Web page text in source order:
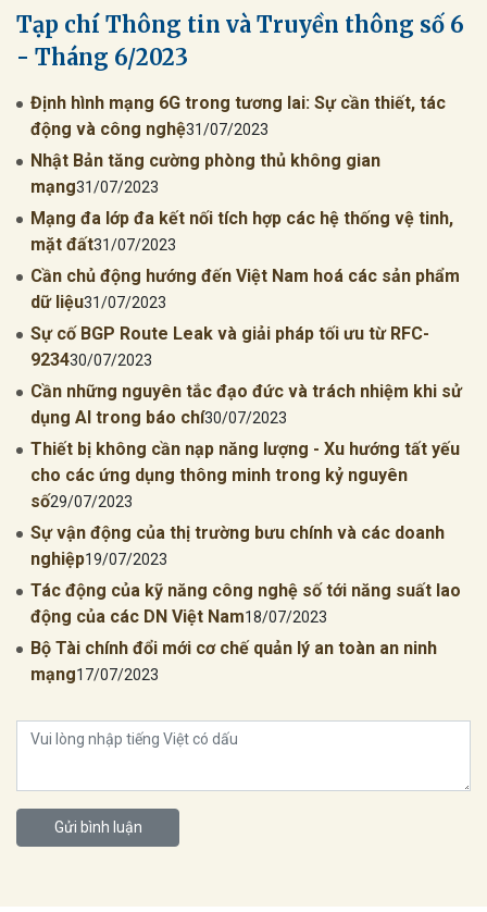
Tạp chí Thông tin và Truyền thông số 6
- Tháng 6/2023
Định hình mạng 6G trong tương lai: Sự cần thiết, tác
động và công nghệ31/07/2023
Nhật Bản tăng cường phòng thủ không gian
mạng31/07/2023
Mạng đa lớp đa kết nối tích hợp các hệ thống vệ tinh,
mặt đất31/07/2023
Cần chủ động hướng đến Việt Nam hoá các sản phẩm
dữ liệu31/07/2023
Sự cố BGP Route Leak và giải pháp tối ưu từ RFC-
923430/07/2023
Cần những nguyên tắc đạo đức và trách nhiệm khi sử
dụng AI trong báo chí30/07/2023
Thiết bị không cần nạp năng lượng - Xu hướng tất yếu
cho các ứng dụng thông minh trong kỷ nguyên
số29/07/2023
Sự vận động của thị trường bưu chính và các doanh
nghiệp19/07/2023
Tác động của kỹ năng công nghệ số tới năng suất lao
động của các DN Việt Nam18/07/2023
Bộ Tài chính đổi mới cơ chế quản lý an toàn an ninh
mạng17/07/2023
Gửi bình luận